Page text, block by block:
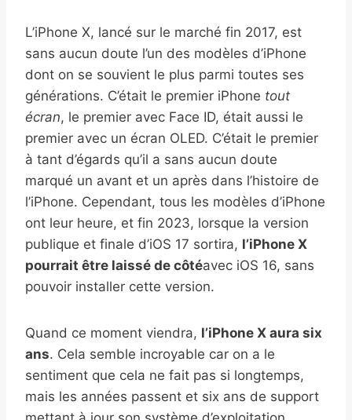
L’iPhone X, lancé sur le marché fin 2017, est
sans aucun doute l’un des modèles d’iPhone
dont on se souvient le plus parmi toutes ses
générations. C’était le premier iPhone tout
écran, le premier avec Face ID, était aussi le
premier avec un écran OLED. C’était le premier
à tant d’égards qu’il a sans aucun doute
marqué un avant et un après dans l’histoire de
l’iPhone. Cependant, tous les modèles d’iPhone
ont leur heure, et fin 2023, lorsque la version
publique et finale d’iOS 17 sortira, l’iPhone X
pourrait être laissé de côtéavec iOS 16, sans
pouvoir installer cette version.
Quand ce moment viendra, l’iPhone X aura six
ans. Cela semble incroyable car on a le
sentiment que cela ne fait pas si longtemps,
mais les années passent et six ans de support